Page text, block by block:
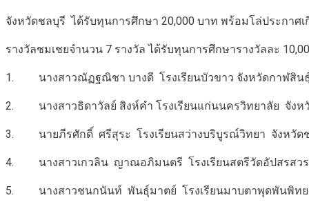
จังหวัดชลบุรี ได้รับทุนการศึกษา 20,000 บาท พร้อมโล่ประกาศ
รางวัลชมเชยจำนวน 7 รางวัล ได้รับทุนการศึกษารางวัลละ
1. นางสาวณัฏฐณิชา บางดี โรงเรียนบัวขาว จังหวัดกาฬสิน
2. นางสาวธิดาวัลย์ สิงห์คำ โรงเรียนแก่นนครวิทยาลัย จังห
3. นายภีรศักดิ์ ศรีสุระ โรงเรียนสว่างบริบูรณ์วิทยา จังหวัด
4. นางสาวเกวลิน ญาณอภิมนตรี โรงเรียนสตรีวัดอัปสรสวร
5. นางสาวชนกนันท์ พันธุ์มาตย์ โรงเรียนมาบตาพุดพันพิทย